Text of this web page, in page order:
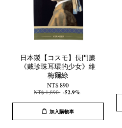
日本製【コスモ】長門簾
《戴珍珠耳環的少女》維
梅爾綠
NT$ 890
NT$ 1,890 -52.9%
加入購物車